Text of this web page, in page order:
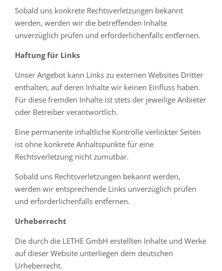
Sobald uns konkrete Rechtsverletzungen bekannt
werden, werden wir die betreffenden Inhalte
unverzüglich prüfen und erforderlichenfalls entfernen.
Haftung für Links
Unser Angebot kann Links zu externen Websites Dritter
enthalten, auf deren Inhalte wir keinen Einfluss haben.
Für diese fremden Inhalte ist stets der jeweilige Anbieter
oder Betreiber verantwortlich.
Eine permanente inhaltliche Kontrolle verlinkter Seiten
ist ohne konkrete Anhaltspunkte für eine
Rechtsverletzung nicht zumutbar.
Sobald uns Rechtsverletzungen bekannt werden,
werden wir entsprechende Links unverzüglich prüfen
und erforderlichenfalls entfernen.
Urheberrecht
Die durch die LETHE GmbH erstellten Inhalte und Werke
auf dieser Website unterliegen dem deutschen
Urheberrecht.